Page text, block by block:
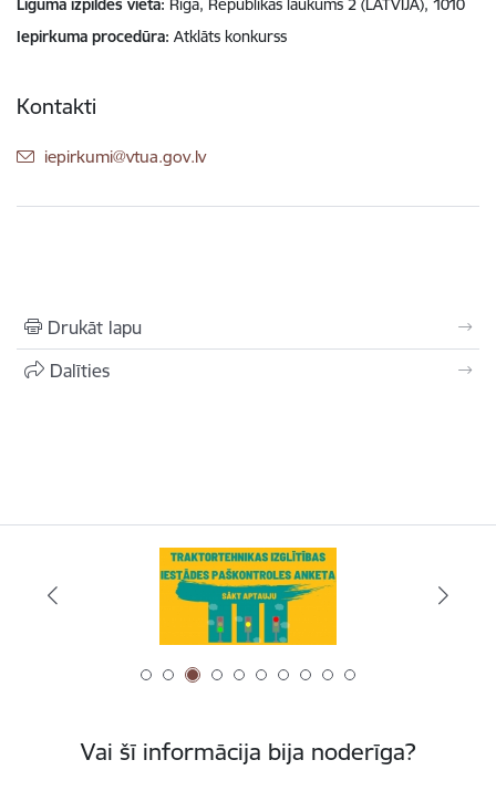
Līguma izpildes vieta Rīga, Republikas laukums 2 (LATVIJA), 1010
Iepirkuma procedūra Atklāts konkurss
Kontakti
E-pasts:
iepirkumi@vtua.gov.lv
Drukāt lapu
Dalīties
Vai šī informācija bija noderīga?